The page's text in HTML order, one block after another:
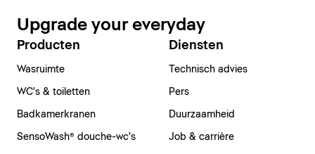
Upgrade your everyday
Producten
Wasruimte
WC's & toiletten
Badkamerkranen
SensoWash® douche-wc's
Diensten
Technisch advies
Pers
Duurzaamheid
Job & carrière